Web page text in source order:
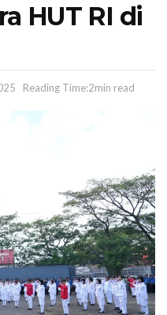
HUT RI di
Reading Time:2min read